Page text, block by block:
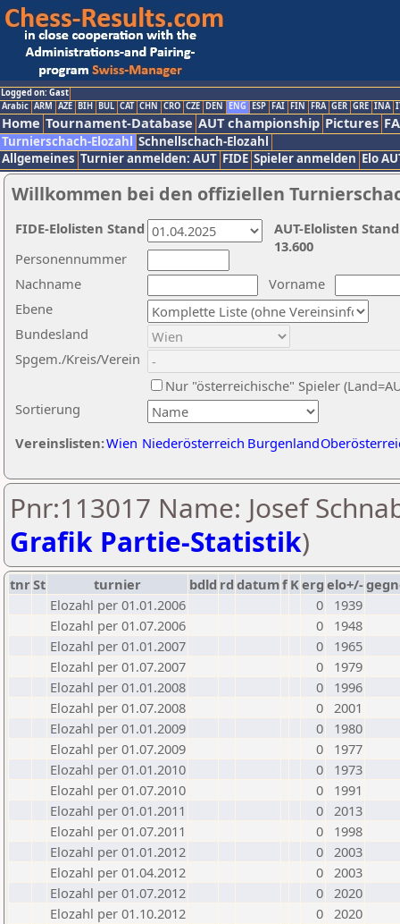
Logged on: Gast
Arabic ARM AZE BIH BUL CAT CHN CRO CZE DEN ENG ESP FAI FIN FRA GER GRE INA
Home Tournament-Database AUT championship Pictures
Turnierschach-Elozahl Schnellschach-Elozahl
Allgemeines Turnier anmelden: AUT FIDE Spieler anmelden Elo
Willkommen bei den offiziellen
Nachname
Vorname
Ebene
Sortierung
Personennummer
Bundesland
Spgem./Kreis/Verein
Nur "österreichische" Spieler
Vereinslisten:Wien Niederösterreich Burgenland
AUT-Elolisten
13.600
FIDE-Elolisten Stand
Pnr:113017 Name: Josef
Grafik Partie-Statistik)
tnrSt turnier bdld rd datumf Kerg elo+/-
Elozahl per 01.01.2006
0
1939
Elozahl per 01.07.2006
0
1948
Elozahl per 01.01.2007
0
1965
Elozahl per 01.07.2007
0
1979
Elozahl per 01.01.2008
0
1996
Elozahl per 01.07.2008
0 2001
Elozahl per 01.01.2009
0
1980
Elozahl per 01.07.2009
0
1977
Elozahl per 01.01.2010
0
1973
Elozahl per 01.07.2010
0
1991
Elozahl per 01.01.2011
0 2013
Elozahl per 01.07.2011
0
1998
Elozahl per 01.01.2012
0 2003
Elozahl per 01.04.2012
0 2003
Elozahl per 01.07.2012
0 2020
Elozahl per 01.10.2012
0 2020